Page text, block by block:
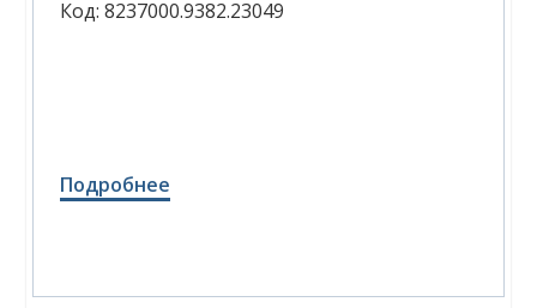
Код:8237000.9382.23049
Подробнее